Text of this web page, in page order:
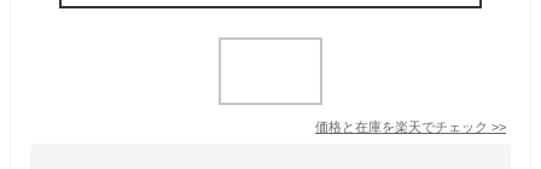
価格と在庫を楽天でチェック >>